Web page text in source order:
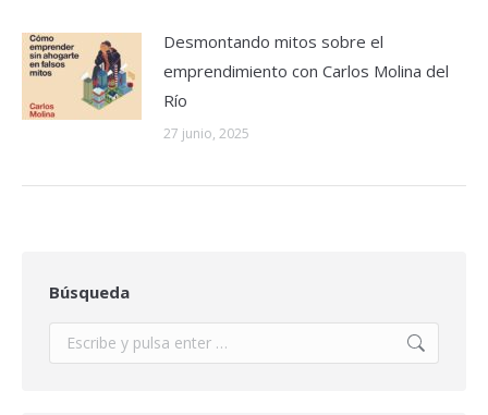
Desmontando mitos sobre el
emprendimiento con Carlos Molina del
Río
27 junio, 2025
Búsqueda
Buscar: